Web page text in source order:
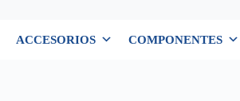
ACCESORIOS COMPONENTES